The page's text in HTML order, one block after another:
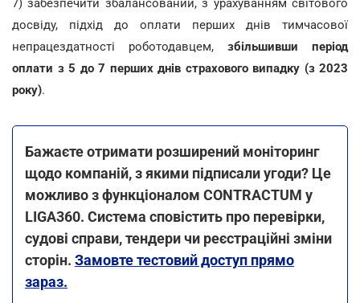
7) забезпечити збалансований, з урахуванням світового
досвіду, підхід до оплати перших днів тимчасової
непрацездатності роботодавцем, збільшивши період
оплати з 5 до 7 перших днів страхового випадку (з 2023
року).
Бажаєте отримати розширений моніторинг
щодо компаній, з якими підписали угоди? Це
можливо з функціоналом CONTRACTUM у
LIGA360. Система сповістить про перевірки,
судові справи, тендери чи реєстраційні зміни
сторін. Замовте тестовий доступ прямо
зараз.